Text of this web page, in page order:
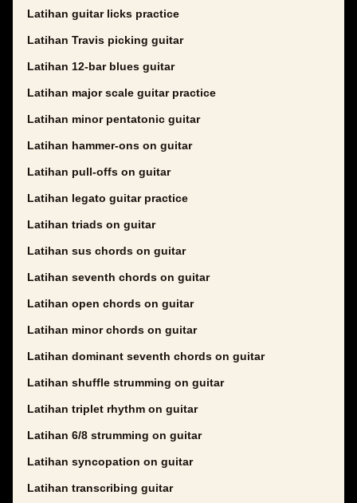
Latihan guitar licks practice
Latihan Travis picking guitar
Latihan 12-bar blues guitar
Latihan major scale guitar practice
Latihan minor pentatonic guitar
Latihan hammer-ons on guitar
Latihan pull-offs on guitar
Latihan legato guitar practice
Latihan triads on guitar
Latihan sus chords on guitar
Latihan seventh chords on guitar
Latihan open chords on guitar
Latihan minor chords on guitar
Latihan dominant seventh chords on guitar
Latihan shuffle strumming on guitar
Latihan triplet rhythm on guitar
Latihan 6/8 strumming on guitar
Latihan syncopation on guitar
Latihan transcribing guitar